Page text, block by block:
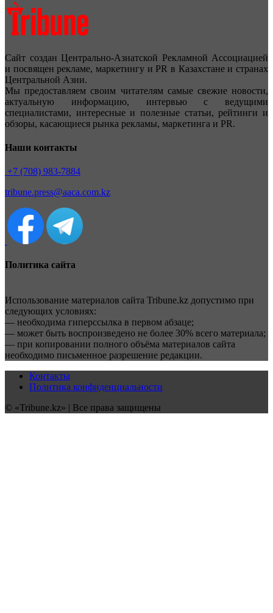
Сайт создан Центрально-Азиатской Рекламной Ассоциацией
и посвящен рекламе, маркетингу и PR в Казахстане и странах
Центральной Азии.
Мы предоставляем своим читателям самые свежие новости,
актуальную информацию, интервью с ведущими
специалистами, интересные и полезные статьи, рейтинги и
обзоры, касающиеся рынка рекламы, маркетинга и PR.
Наши контакты
+7 (708) 983-7884
tribune.press@aaca.com.kz
Политика сайта
Использование материалов сайта Tribune.kz допустимо при
следующих условиях:
— необходима гиперссылка в первом абзаце;
— может быть воспроизведено не более 30% всего материала;
— при копировании полного объёма материалов сайта
необходимо письменное разрешение редакции.
Контакты
Политика конфиденциальности
© «Tribune.kz» | Все права защищены